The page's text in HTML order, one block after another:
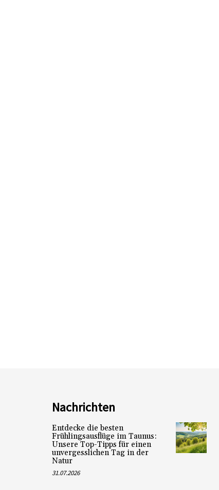
Nachrichten
Entdecke die besten
Frühlingsausflüge im Taunus:
Unsere Top-Tipps für einen
unvergesslichen Tag in der
Natur
31.07.2026